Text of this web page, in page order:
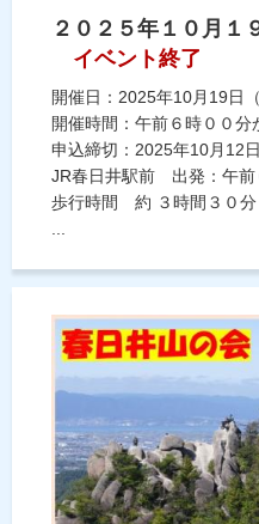
２０２５年１０月
イベント終了
開催日：2025年10月19日（
開催時間：午前６時００分
申込締切：2025年10月12日
JR春日井駅前 出発：午前
歩行時間 約 ３時間３０
...